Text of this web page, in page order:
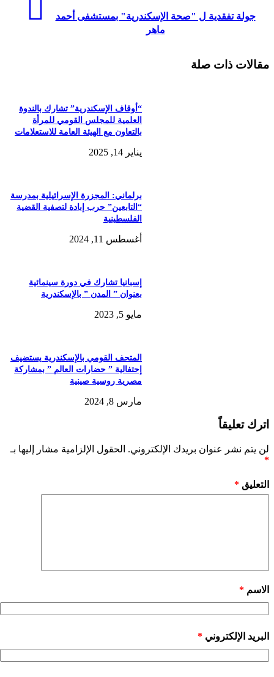
جولة تفقدية ل "صحة الإسكندرية" بمستشفى أحمد
ماهر
مقالات ذات صلة
“أوقاف الإسكندرية” تشارك بالندوة
العلمية للمجلس القومي للمرأة
بالتعاون مع الهيئة العامة للاستعلامات
يناير 14, 2025
برلماني: المجزرة الإسرائيلية بمدرسة
“التابعين” حرب إبادة لتصفية القضية
الفلسطينية
أغسطس 11, 2024
إسبانيا تشارك في دورة سينمائية
بعنوان ” المدن ” بالإسكندرية
مايو 5, 2023
المتحف القومي بالإسكندرية يستضيف
إحتفالية ” حضارات العالم ” بمشاركة
مصرية روسية صينية
مارس 8, 2024
اترك تعليقاً
لن يتم نشر عنوان بريدك الإلكتروني. الحقول الإلزامية مشار إليها بـ
*
التعليق *
الاسم *
البريد الإلكتروني *